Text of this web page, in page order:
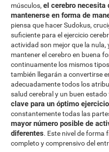
músculos,el cerebro necesita
mantenerse en forma de
piensa que hacer Sudokus,
suficiente para el ejercicio
actividad son mejor que la nula,
mantener el cerebro en buena
continuamente los mismos
también llegarán a convertirse
adecuadamente todos los
salud cerebral y un buen estado
clave para un óptimo
constantemente todas las
mayor número posible de
diferentes. Este nivel de forma
completo y comprensivo del